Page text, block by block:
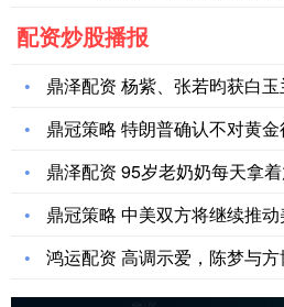
配资炒股播报
鼎泽配资 杨紫、张若昀获白
鼎冠策略 特朗普确认不对黄金征收
鼎泽配资 95岁老奶奶每天拿
鼎冠策略 中美双方将继续推动美方
鸿运配资 高调示爱，陈梦与方博的恋